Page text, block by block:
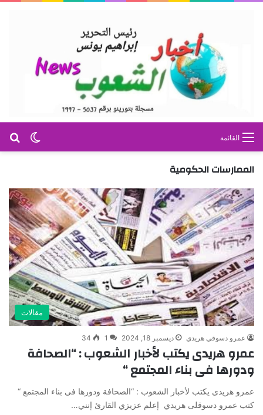
الوضع القائمة
الممارسات الحكومية
مقالات
عمرو دسوقي هريدي ديسمبر 18, 2024 1
34
عمرو هريدى يكتب لأخبار الشعوب : “الصحافة
ودورها فى بناء المجتمع “
عمرو هريدى يكتب لأخبار الشعوب : “الصحافة ودورها فى بناء المجتمع “
كتب عمرو دسوقلى هريدي إعلم عزيزي القارئ إنني…